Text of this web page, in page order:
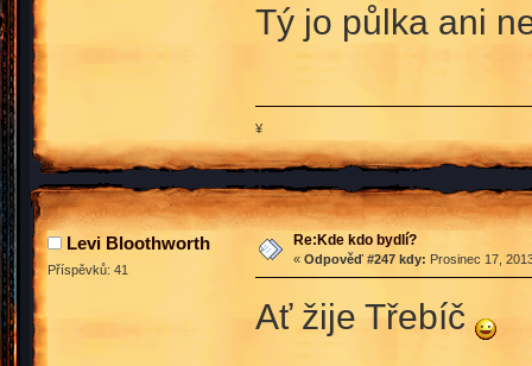
Tý jo půlka ani
¥
Levi Bloothworth
Příspěvků: 41
Re:Kde kdo bydlí?
« Odpověď #247 kdy: Prosinec 17,
Ať žije Třebíč